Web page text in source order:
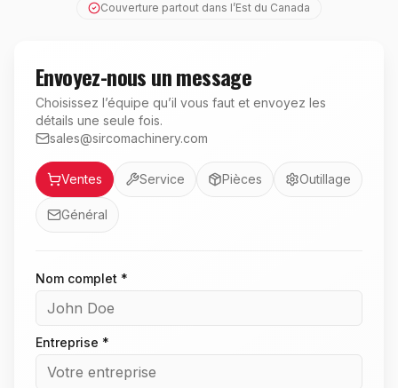
Couverture partout dans l’Est du Canada
Envoyez-nous un message
Choisissez l’équipe qu’il vous faut et envoyez les
détails une seule fois.
sales@sircomachinery.com
Service
Ventes
Service Pièces Outillage
Général
Nom complet *
Entreprise *